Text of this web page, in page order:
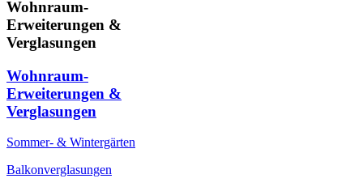
Wohnraum-
Erweiterungen &
Verglasungen
Wohnraum-
Erweiterungen &
Verglasungen
Sommer- & Wintergärten
Balkonverglasungen